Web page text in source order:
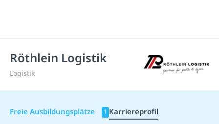
Röthlein Logistik
Logistik
Freie Ausbildungsplätze 1 Karriereprofil